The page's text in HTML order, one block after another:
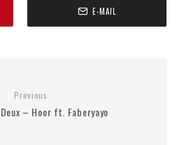
E-MAIL
Previous
– Hoor ft. Faberyayo